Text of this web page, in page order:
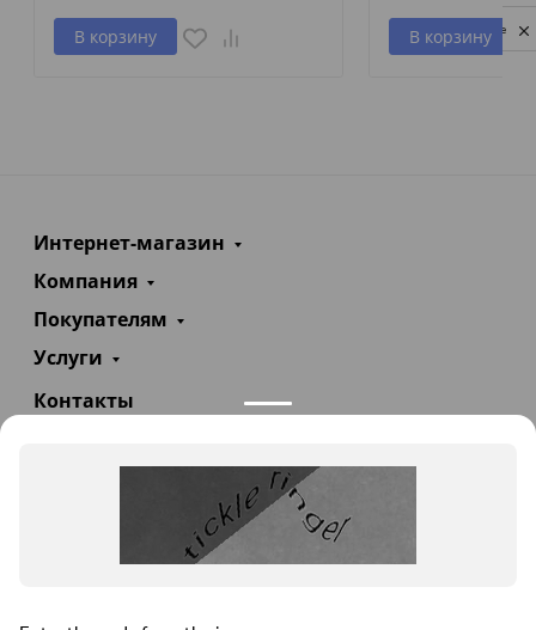
В корзину В корзину
Интернет-магазин
Компания
Покупателям
Услуги
Контакты
Пн—Сб 09:00 – 18:00
Privacy notice